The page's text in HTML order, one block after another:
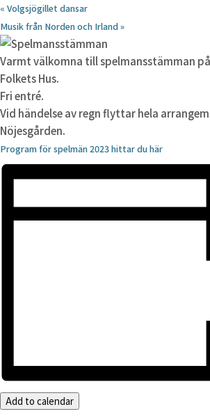
« Volgsjögillet dansar
Musik från Norden och Irland»
Varmt välkomna till spelmansstämman
Folkets Hus.
Fri entré.
Vid händelse av regn flyttar hela
Nöjesgården.
Program för spelmän 2023 hittar du här
Add to calendar